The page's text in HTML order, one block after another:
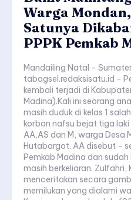
Warga
Satunya
PPPK Pemkab
Mandailing Natal -
tabagsel.redaksisatu.id -
kembali terjadi di
Madina).Kali ini seorang
masih duduk di kelas 1
korban nafsu bejat tiga
AA,AS dan M, warga Desa
Hutabargot. AA disebut -
Pemkab Madina dan
masih berkeliaran. Zulfahri, Kepala Desa Sidojadi
menceritakan secara
memilukan yang dialami